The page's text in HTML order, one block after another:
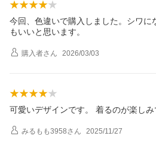
今回、色違いで購入しました。シワに
もいいと思います。
購入者さん 2026/03/03
可愛いデザインです。 着るのが楽しみ
みるもも3958さん 2025/11/27